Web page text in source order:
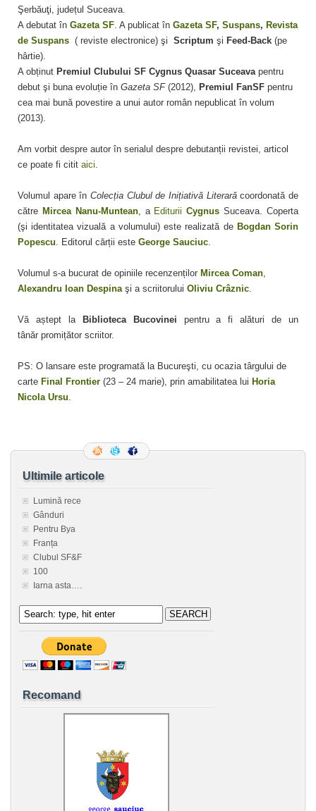
Şerbăuţi, județul Suceava.
A debutat în Gazeta SF . A publicat în Gazeta SF, Suspans, Revista
de Suspans ( reviste electronice) şi Scriptum şi Feed-Back (pe
hârtie).
A obținut Premiul Clubului SF Cygnus Quasar Suceava pentru
debut şi buna evoluție în Gazeta SF(2012), Premiul FanSF pentru
cea mai bună povestire a unui autor român nepublicat în volum
(2013).
Am vorbit despre autor în serialul despre debutanții revistei, articol
ce poate fi citit aici
Volumul apare în Colecția Clubul de Inițiativă Literarăcoordonată de
către Mircea Nanu-Muntean, a EdituriiCygnus Suceava. Coperta
(şi identitatea vizuală a volumului) este realizată de Bogdan Sorin
Popescu . Editorul cărții este George Sauciuc
Volumul s-a bucurat de opiniile recenzenților Mircea Coman
Alexandru Ioan Despina şi a scriitorului Oliviu Crâznic
Vă aștept la Biblioteca Bucovinei pentru a fi alături de un
tânăr promițător scriitor.
PS: O lansare este programată la Bucureşti, cu ocazia târgului de
carte Final Frontier (23 – 24 marie), prin amabilitatea lui Horia
Nicola Ursu
Ultimile articole
Lumină rece
Gânduri
Pentru Bya
Franța
Clubul SF&F
100
Iarna asta….
Recomand